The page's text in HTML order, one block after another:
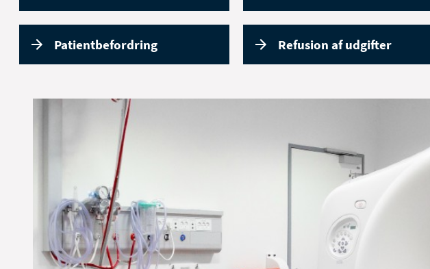
Patientbefordring Refusion af udgifter